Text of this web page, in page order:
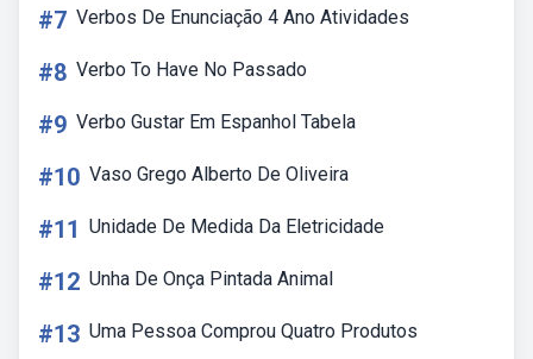
#7 Verbos De Enunciação 4 Ano Atividades
#8 Verbo To Have No Passado
#9 Verbo Gustar Em Espanhol Tabela
#10 Vaso Grego Alberto De Oliveira
#11 Unidade De Medida Da Eletricidade
#12 Unha De Onça Pintada Animal
#13 Uma Pessoa Comprou Quatro Produtos